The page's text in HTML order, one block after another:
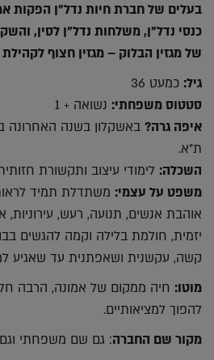
בעלים של חברת חיות נדל"ן הפקות
כנסי נדל"ן, משלחות נדל"ן לסין,
של מגזין הבלוק – מגזין חצוף
גיל: כמעט 36
סטטוס משפחתי: נשואה + 1
איפה גרה? באשקלון בשנה האחרונה
ת"א.
השכלה: לימודי עיצוב ותקשורת
משפט על עצמי: משתדלת תמיד
אוהבת אנשים, תנועה, רעש,
יזמית, חולמת בלילה וקמה להגשים
קשה, עקשנית ושאפתנית עד שאגיע
מוטו: חיה ממקום של אמונה, הרבה
להפוך למציאותיים.
מקור שם החברה: גם שם משפחתי וגם